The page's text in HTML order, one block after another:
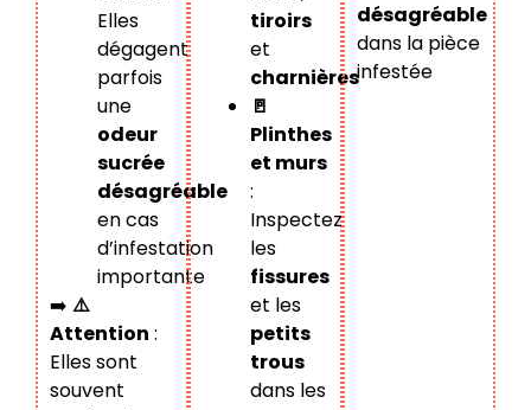
Elles
dégagent
parfois
une
odeur
sucrée
désagréable
en cas
d’infestation
importante
➡️ ⚠️
Attention :
Elles sont
souvent
tiroirs
et
charnières
🚪
Plinthes
et murs
:
Inspectez
les
fissures
et les
petits
trous
dans les
désagréable
dans la pièce
infestée